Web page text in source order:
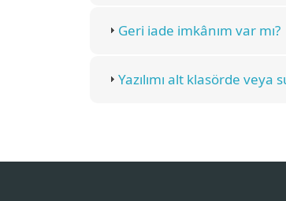
Geri iade imkânım var mı?
Yazılımı alt klasörde